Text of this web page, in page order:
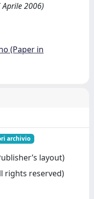
2006)
(Paper in
archivio
layout)
rights reserved)